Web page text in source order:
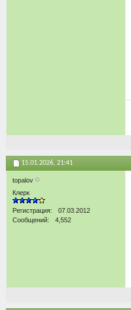
15.01.2026, 21:41
topalov
Клерк
Регистрация
07.03.2012
Сообщений
4,552